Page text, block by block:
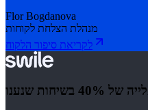
Flor Bogdanova
מנהלת הצלחת לקוחות
לקריאת סיפור הלקוח
של 40% בשיחות שנענו